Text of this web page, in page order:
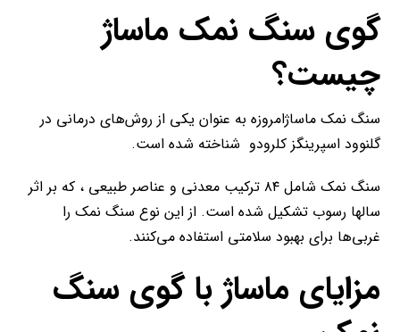
گوی سنگ نمک ماساژ
چیست؟
سنگ نمک ماساژامروزه به عنوان یکی از روش‌های درمانی در
گلنوود اسپرینگز کلرودو شناخته شده است.
سنگ نمک شامل ۸۴ ترکیب معدنی و عناصر طبیعی ، که بر اثر
سالها رسوب تشکیل شده است. از این نوع سنگ نمک را
غربی‌ها برای بهبود سلامتی استفاده می‌کنند.
مزایای ماساژ با گوی سنگ